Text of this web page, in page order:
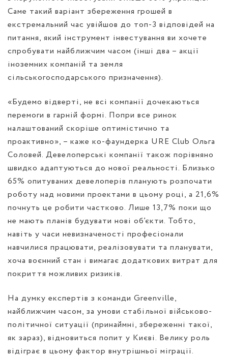
Саме такий варіант збереження грошей в
екстремальний час увійшов до топ-3 відповідей на
питання, який інструмент інвестування ви хочете
спробувати найближчим часом (інші два – акції
іноземних компаній та земля
сільськогосподарського призначення).
«Будемо відверті, не всі компанії дочекаються
перемоги в гарній формі. Попри все ринок
налаштований скоріше оптимістично та
проактивно», – каже ко-фаундерка URE Club Ольга
Соловей. Девелоперські компанії також порівняно
швидко адаптуються до нової реальності. Близько
65% опитуваних девелоперів планують розпочати
роботу над новими проектами в цьому році, а 21,6%
почнуть це робити частково. Лише 13,7% поки що
не мають планів будувати нові об’єкти. Тобто,
навіть у часи невизначеності професіонали
навчилися працювати, реалізовувати та планувати,
хоча воєнний стан і вимагає додаткових витрат для
покриття можливих ризиків.
На думку експертів з команди Greenville,
найближчим часом, за умови стабільної військово-
політичної ситуації (принаймні, збереженні такої,
як зараз), відновиться попит у Києві. Велику роль
відіграє в цьому фактор внутрішньої міграції.